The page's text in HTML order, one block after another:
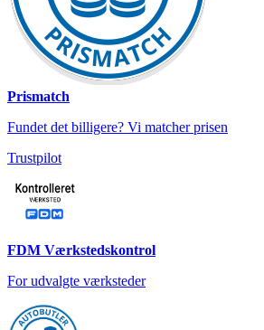
Prismatch
Fundet det billigere? Vi matcher prisen
Trustpilot
FDM Værkstedskontrol
For udvalgte værksteder